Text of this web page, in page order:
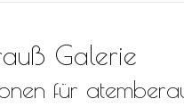
Galerie
für